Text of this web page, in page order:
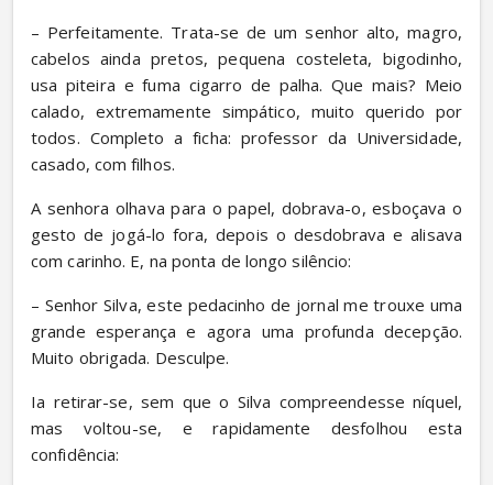
– Perfeitamente. Trata-se de um senhor alto, magro,
cabelos ainda pretos, pequena costeleta, bigodinho,
usa piteira e fuma cigarro de palha. Que mais? Meio
calado, extremamente simpático, muito querido por
todos. Completo a ficha: professor da Universidade,
casado, com filhos.
A senhora olhava para o papel, dobrava-o, esboçava o
gesto de jogá-lo fora, depois o desdobrava e alisava
com carinho. E, na ponta de longo silêncio:
– Senhor Silva, este pedacinho de jornal me trouxe uma
grande esperança e agora uma profunda decepção.
Muito obrigada. Desculpe.
Ia retirar-se, sem que o Silva compreendesse níquel,
mas voltou-se, e rapidamente desfolhou esta
confidência: